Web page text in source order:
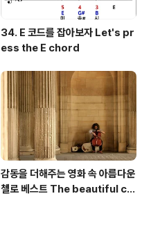
34. E 코드를 잡아보자 Let's pr
ess the E chord
감동을 더해주는 영화 속 아름다운
첼로 베스트 The beautiful cel